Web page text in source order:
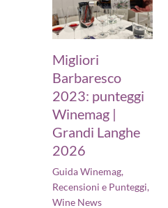
Migliori
Barbaresco
2023: punteggi
Winemag |
Grandi Langhe
2026
Guida Winemag,
Recensioni e Punteggi,
Wine News